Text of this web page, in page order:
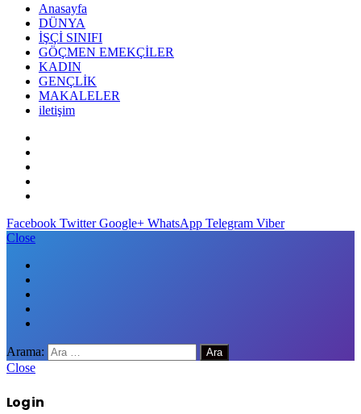
Anasayfa
DÜNYA
İŞÇİ SINIFI
GÖÇMEN EMEKÇİLER
KADIN
GENÇLİK
MAKALELER
iletişim
Facebook Twitter Google+ WhatsApp Telegram Viber
Close
Arama:
Close
Log in